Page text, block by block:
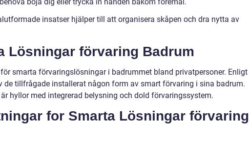
böja dig eller trycka in handen bakom föremål.
insatser hjälper till att organisera skåpen och dra nytta av
Lösningar förvaring Badrum
smarta förvaringslösningar i badrummet bland privatpersoner. Enligt
de tillfrågade installerat någon form av smart förvaring i sina badrum.
hyllor med integrerad belysning och dold förvaringssystem.
for Smarta Lösningar förvaring